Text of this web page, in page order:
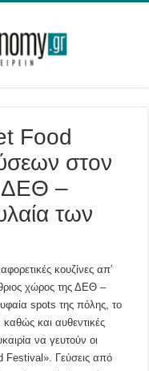
Food
στον
ΔΕΘ –
των
κουζίνες απ’
χώρος της ΔΕΘ –
spots της πόλης, το
και αυθεντικές
να γευτούν οι
Festival». Γεύσεις από